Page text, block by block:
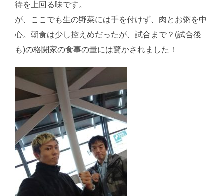
待を上回る味です。
が、ここでも生の野菜には手を付けず、肉とお粥を中
心。朝食は少し控えめだったが、試合まで？(試合後
も)の格闘家の食事の量には驚かされました！